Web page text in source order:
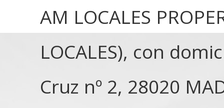
AM LOCALES
LOCALES), con
Cruz nº 2, 28020